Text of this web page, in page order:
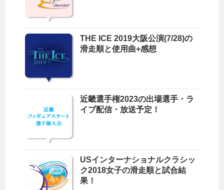
THE ICE 2019大阪公演(7/28)の
滑走順と使用曲+感想
近畿選手権2023の出場選手・ラ
イブ配信・放送予定！
USインターナショナルクラシッ
ク2018女子の滑走順と試合結
果！